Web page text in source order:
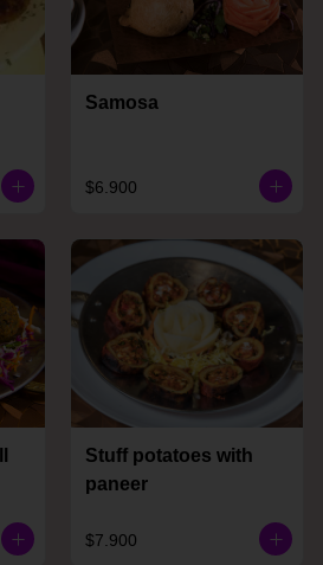
Samosa
$6.900
Stuff potatoes with
paneer
$7.900